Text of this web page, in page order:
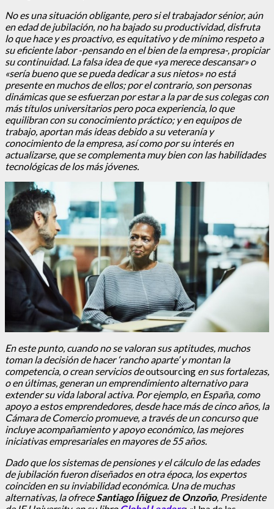
No es una situación obligante, pero si el trabajador sénior, aún
en edad de jubilación, no ha bajado su productividad, disfruta
lo que hace y es proactivo, es equitativo y de mínimo respeto a
su eficiente labor -pensando en el bien de la empresa-, propiciar
su continuidad. La falsa idea de que «ya merece descansar» o
«sería bueno que se pueda dedicar a sus nietos» no está
presente en muchos de ellos; por el contrario, son personas
dinámicas que se esfuerzan por estar a la par de sus colegas con
más títulos universitarios pero poca experiencia, lo que
equilibran con su conocimiento práctico; y en equipos de
trabajo, aportan más ideas debido a su veteranía y
conocimiento de la empresa, así como por su interés en
actualizarse, que se complementa muy bien con las habilidades
tecnológicas de los más jóvenes.
En este punto, cuando no se valoran sus aptitudes, muchos
toman la decisión de hacer ‘rancho aparte’ y montan la
competencia, o crean servicios deoutsourcing en sus fortalezas,
o en últimas, generan un emprendimiento alternativo para
extender su vida laboral activa. Por ejemplo, en España, como
apoyo a estos emprendedores, desde hace más de cinco años, la
Cámara de Comercio promueve, a través de un concurso que
incluye acompañamiento y apoyo económico, las mejores
iniciativas empresariales en mayores de 55 años.
Dado que los sistemas de pensiones y el cálculo de las edades
de jubilación fueron diseñados en otra época, los expertos
coinciden en su inviabilidad económica. Una de muchas
alternativas, la ofreceSantiago Íñiguez de Onzoño, Presidente